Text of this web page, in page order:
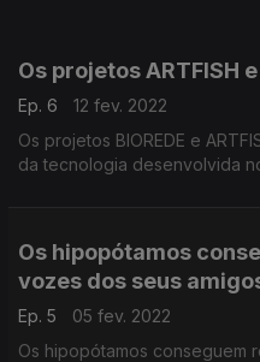
Os projetos ARTFISH e
Ep. 6
12 fev. 2022
Os projetos BIOREDE e ARTFISH são projetos de transferência
da tecnologia desenvolvida
Os hipopótamos
vozes dos seus
Ep. 5
05 fev. 2022
Os hipopótamos conseguem